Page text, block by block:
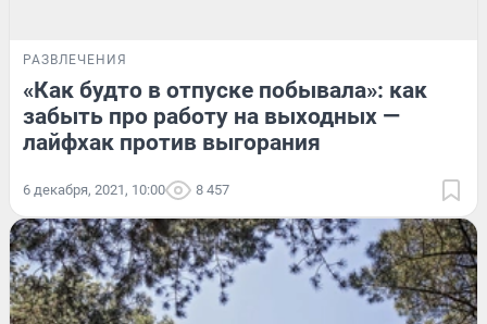
РАЗВЛЕЧЕНИЯ
«Как будто в отпуске побывала»: как
забыть про работу на выходных —
лайфхак против выгорания
6 декабря, 2021, 10:00 8 457